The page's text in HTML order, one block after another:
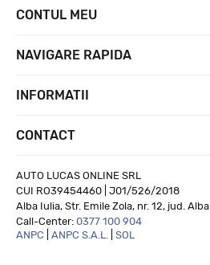
CONTUL MEU
NAVIGARE RAPIDA
INFORMATII
CONTACT
AUTO LUCAS ONLINE SRL
CUI RO39454460 | J01/526/2018
Alba Iulia, Str. Emile Zola, nr. 12, jud. Alba
Call-Center: 0377 100 904
ANPC
ANPC S.A.L. SOL